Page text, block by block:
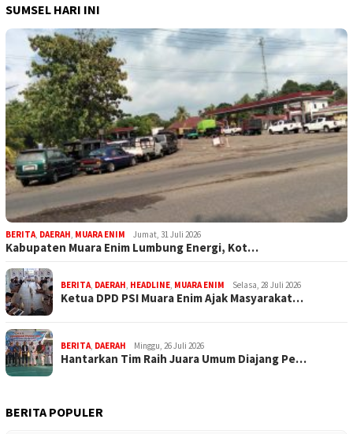
SUMSEL HARI INI
BERITA DAERAH MUARA ENIM Jumat, 31 Juli 2026
Kabupaten Muara Enim Lumbung Energi, Kot…
BERITA DAERAH HEADLINE MUARA ENIM Selasa, 28 Juli 2026
Ketua DPD PSI Muara Enim Ajak Masyarakat…
BERITA DAERAH Minggu, 26 Juli 2026
Hantarkan Tim Raih Juara Umum Diajang Pe…
BERITA POPULER